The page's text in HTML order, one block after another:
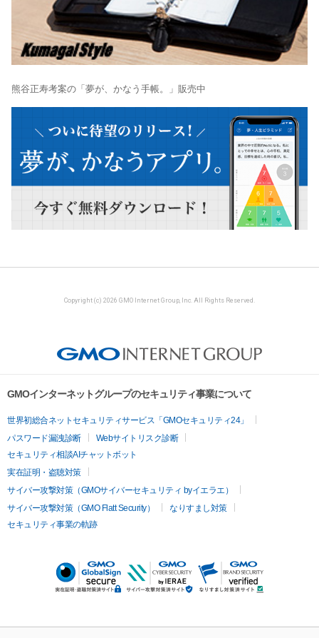
熊谷正寿考案の「夢が、かなう手帳。」販売中
Copyright (c) 2026 GMO Internet Group, Inc. All Rights Reserved.
GMOインターネットグループのセキュリティ事業について
世界初総合ネットセキュリティサービス「GMOセキュリティ24」
パスワード漏洩診断
Webサイトリスク診断
セキュリティ相談AIチャットボット
実在証明・盗聴対策
サイバー攻撃対策（GMOサイバーセキュリティ byイエラエ）
サイバー攻撃対策（GMO Flatt Security）
なりすまし対策
セキュリティ事業の軌跡